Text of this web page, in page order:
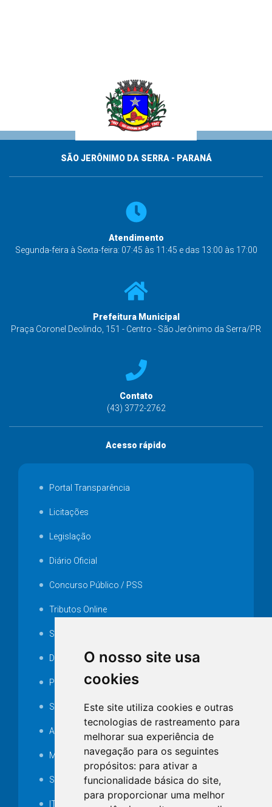
O nosso site usa
cookies
Este site utiliza cookies e outras
tecnologias de rastreamento para
melhorar sua experiência de
navegação para os seguintes
propósitos: para ativar a
funcionalidade básica do site,
para proporcionar uma melhor
SÃO JERÔNIMO DA SERRA - PARANÁ
Atendimento
Segunda-feira à Sexta-feira: 07:45 às 11:45 e das 13:00 às 17:00
Prefeitura Municipal
Praça Coronel Deolindo, 151 - Centro - São Jerônimo da Serra/PR
Contato
(43) 3772-2762
Acesso rápido
Portal Transparência
Licitações
Legislação
Diário Oficial
Concurso Público / PSS
Tributos Online
Serviços ISS-E
Decretos
Portarias
SAMAE
Audiência pública
MANUTENÇÃO DE ILUMINAÇÃO PÚBLICA
Serviços Técnicos TI
ITR